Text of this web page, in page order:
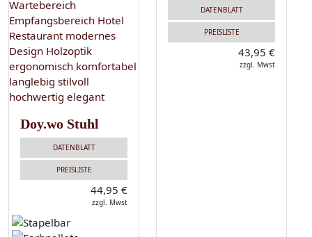
Doy.wo Stuhl
DATENBLATT
PREISLISTE
44,95 €
zzgl. Mwst
DATENBLATT
PREISLISTE
43,95 €
zzgl. Mwst